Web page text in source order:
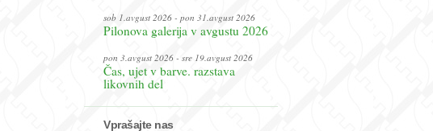
sob 1.avgust 2026 - pon 31.avgust 2026
Pilonova galerija v avgustu 2026
pon 3.avgust 2026 - sre 19.avgust 2026
Čas, ujet v barve. razstava
likovnih del
Vprašajte nas